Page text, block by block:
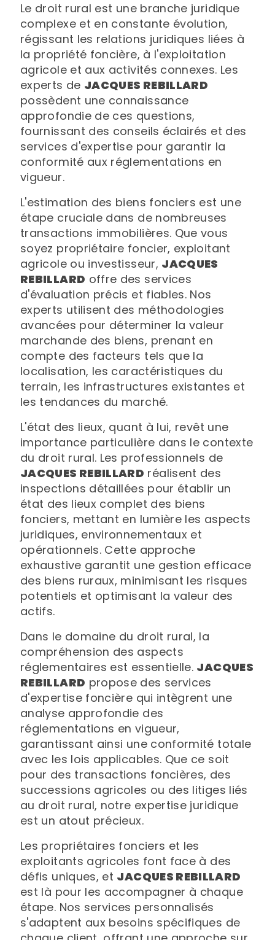
Le droit rural est une branche juridique
complexe et en constante évolution,
régissant les relations juridiques liées à
la propriété foncière, à l'exploitation
agricole et aux activités connexes. Les
experts de JACQUES REBILLARD
possèdent une connaissance
approfondie de ces questions,
fournissant des conseils éclairés et des
services d'expertise pour garantir la
conformité aux réglementations en
vigueur.
L'estimation des biens fonciers est une
étape cruciale dans de nombreuses
transactions immobilières. Que vous
soyez propriétaire foncier, exploitant
agricole ou investisseur, JACQUES
REBILLARD offre des services
d'évaluation précis et fiables. Nos
experts utilisent des méthodologies
avancées pour déterminer la valeur
marchande des biens, prenant en
compte des facteurs tels que la
localisation, les caractéristiques du
terrain, les infrastructures existantes et
les tendances du marché.
L'état des lieux, quant à lui, revêt une
importance particulière dans le contexte
du droit rural. Les professionnels de
JACQUES REBILLARD réalisent des
inspections détaillées pour établir un
état des lieux complet des biens
fonciers, mettant en lumière les aspects
juridiques, environnementaux et
opérationnels. Cette approche
exhaustive garantit une gestion efficace
des biens ruraux, minimisant les risques
potentiels et optimisant la valeur des
actifs.
Dans le domaine du droit rural, la
compréhension des aspects
réglementaires est essentielle. JACQUES
REBILLARD propose des services
d'expertise foncière qui intègrent une
analyse approfondie des
réglementations en vigueur,
garantissant ainsi une conformité totale
avec les lois applicables. Que ce soit
pour des transactions foncières, des
successions agricoles ou des litiges liés
au droit rural, notre expertise juridique
est un atout précieux.
Les propriétaires fonciers et les
exploitants agricoles font face à des
défis uniques, et JACQUES REBILLARD
est là pour les accompagner à chaque
étape. Nos services personnalisés
s'adaptent aux besoins spécifiques de